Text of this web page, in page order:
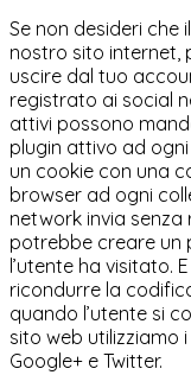
Se non desideri che
nostro sito internet,
uscire dal tuo
registrato ai social
attivi possono
plugin attivo ad
un cookie con una
browser ad ogni
network invia
potrebbe creare un
l’utente ha visitato.
ricondurre la
quando l’utente si
sito web utilizziamo
Google+ e Twitter.